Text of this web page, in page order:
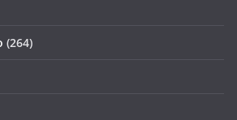
(264)